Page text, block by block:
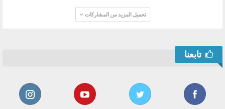
تحميل المزيد من المشاركات
تابعنا